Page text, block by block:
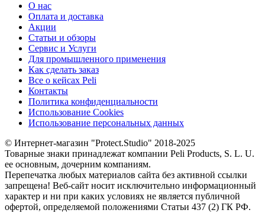
О нас
Оплата и доставка
Акции
Статьи и обзоры
Сервис и Услуги
Для промышленного применения
Как сделать заказ
Все о кейсах Peli
Контакты
Политика конфиденциальности
Использование Cookies
Использование персональных данных
© Интернет-магазин "Protect.Studio" 2018-2025
Товарные знаки принадлежат компании Peli Products, S. L. U.
ее основным, дочерним компаниям.
Перепечатка любых материалов сайта без активной ссылки
запрещена! Веб-сайт носит исключительно информационный
характер и ни при каких условиях не является публичной
офертой, определяемой положениями Статьи 437 (2) ГК РФ.